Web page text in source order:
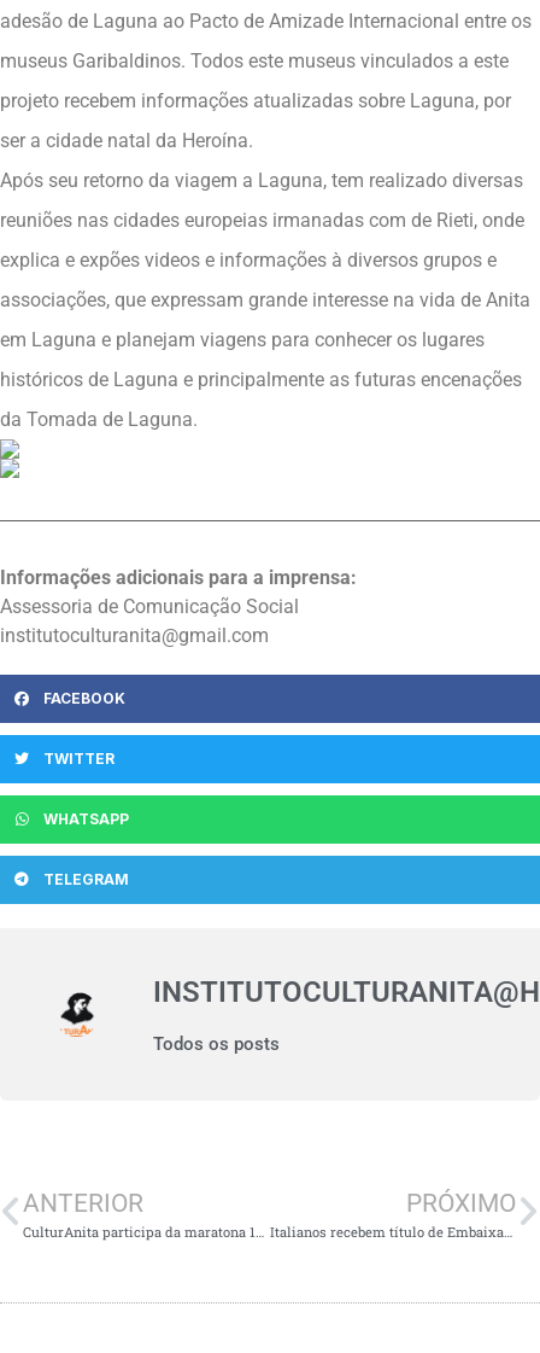
adesão de Laguna ao Pacto de Amizade Internacional entre os
museus Garibaldinos. Todos este museus vinculados a este
projeto recebem informações atualizadas sobre Laguna, por
ser a cidade natal da Heroína.
Após seu retorno da viagem a Laguna, tem realizado diversas
reuniões nas cidades europeias irmanadas com de Rieti, onde
explica e expões videos e informações à diversos grupos e
associações, que expressam grande interesse na vida de Anita
em Laguna e planejam viagens para conhecer os lugares
históricos de Laguna e principalmente as futuras encenações
da Tomada de Laguna.
Informações adicionais para a imprensa:
Assessoria de Comunicação Social
institutoculturanita@gmail.com
FACEBOOK
TWITTER
WHATSAPP
TELEGRAM
Todos os posts
ANTERIOR PRÓXIMO
Italianos recebem título de Embaixadores de Laguna.